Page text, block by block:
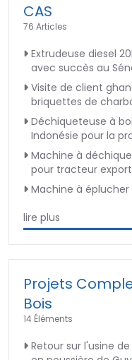
CAS
76 Articles
Extrudeuse diesel
avec succès au
Visite de client
briquettes de
Déchiqueteuse à
Indonésie pour la
Machine à
pour tracteur
Machine à éplucher
lire plus
Projets
Bois
14 Éléments
Retour sur l'usine